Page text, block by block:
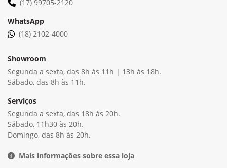
(17) 99705-2120
WhatsApp
(18) 2102-4000
Segunda a sexta, das 8h às 11h | 13h às 18h.
Serviços
Segunda a sexta, das 18h às 20h.
Sábado, 11h30 às 20h.
Domingo, das 8h às 20h.
Mais informações sobre essa loja